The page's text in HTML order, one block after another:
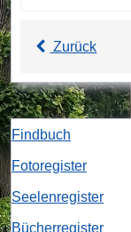
Zurück
Findbuch
Fotoregister
Seelenregister
Bücherregister